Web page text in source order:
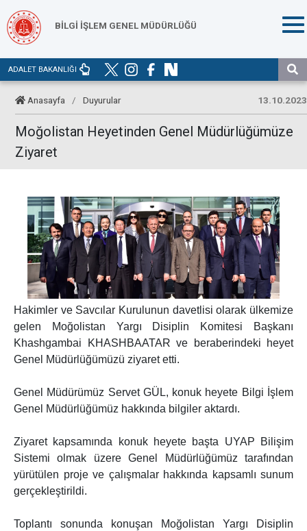
BİLGİ İŞLEM GENEL MÜDÜRLÜĞÜ
ADALET BAKANLIĞI
Anasayfa / Duyurular 13.10.2023
Moğolistan Heyetinden Genel Müdürlüğümüze
Ziyaret
Hakimler ve Savcılar Kurulunun davetlisi olarak ülkemize
gelen Moğolistan Yargı Disiplin Komitesi Başkanı
Khashgambai KHASHBAATAR ve beraberindeki heyet
Genel Müdürlüğümüzü ziyaret etti.
Genel Müdürümüz Servet GÜL, konuk heyete Bilgi İşlem
Genel Müdürlüğümüz hakkında bilgiler aktardı.
Ziyaret kapsamında konuk heyete başta UYAP Bilişim
Sistemi olmak üzere Genel Müdürlüğümüz tarafından
yürütülen proje ve çalışmalar hakkında kapsamlı sunum
gerçekleştirildi.
Toplantı sonunda konuşan Moğolistan Yargı Disiplin